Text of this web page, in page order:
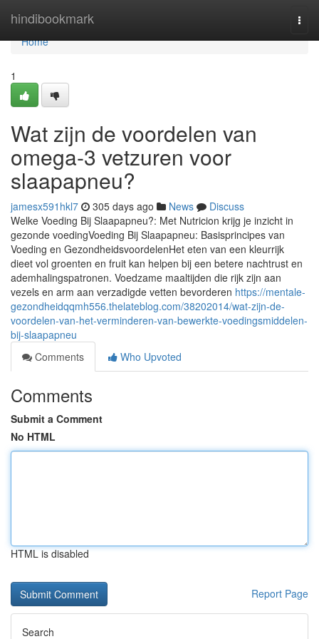
hindibookmark
Home
Home
1
Wat zijn de voordelen van
omega-3 vetzuren voor
slaapapneu?
jamesx591hkl7 305 days ago News
Discuss
Welke Voeding Bij Slaapapneu?: Met Nutricion krijg je inzicht in
gezonde voedingVoeding Bij Slaapapneu: Basisprincipes van
Voeding en GezondheidsvoordelenHet eten van een kleurrijk
dieet vol groenten en fruit kan helpen bij een betere nachtrust en
ademhalingspatronen. Voedzame maaltijden die rijk zijn aan
vezels en arm aan verzadigde vetten bevorderen https://mentale-
gezondheidqqmh556.thelateblog.com/38202014/wat-zijn-de-
voordelen-van-het-verminderen-van-bewerkte-voedingsmiddelen-
bij-slaapapneu
Comments
Who Upvoted
Comments
Submit a Comment
No HTML
HTML is disabled
Report Page
Search